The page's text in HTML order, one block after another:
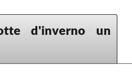
d'inverno un